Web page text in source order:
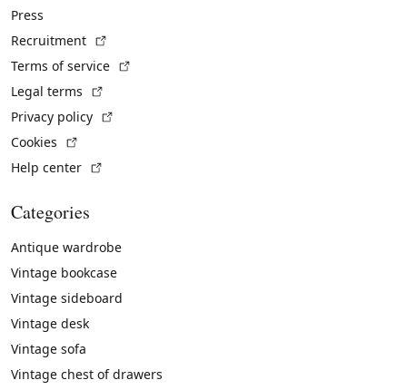
Press
Recruitment
Terms of service
Legal terms
Privacy policy
Cookies
Help center
Categories
Antique wardrobe
Vintage bookcase
Vintage sideboard
Vintage desk
Vintage sofa
Vintage chest of drawers